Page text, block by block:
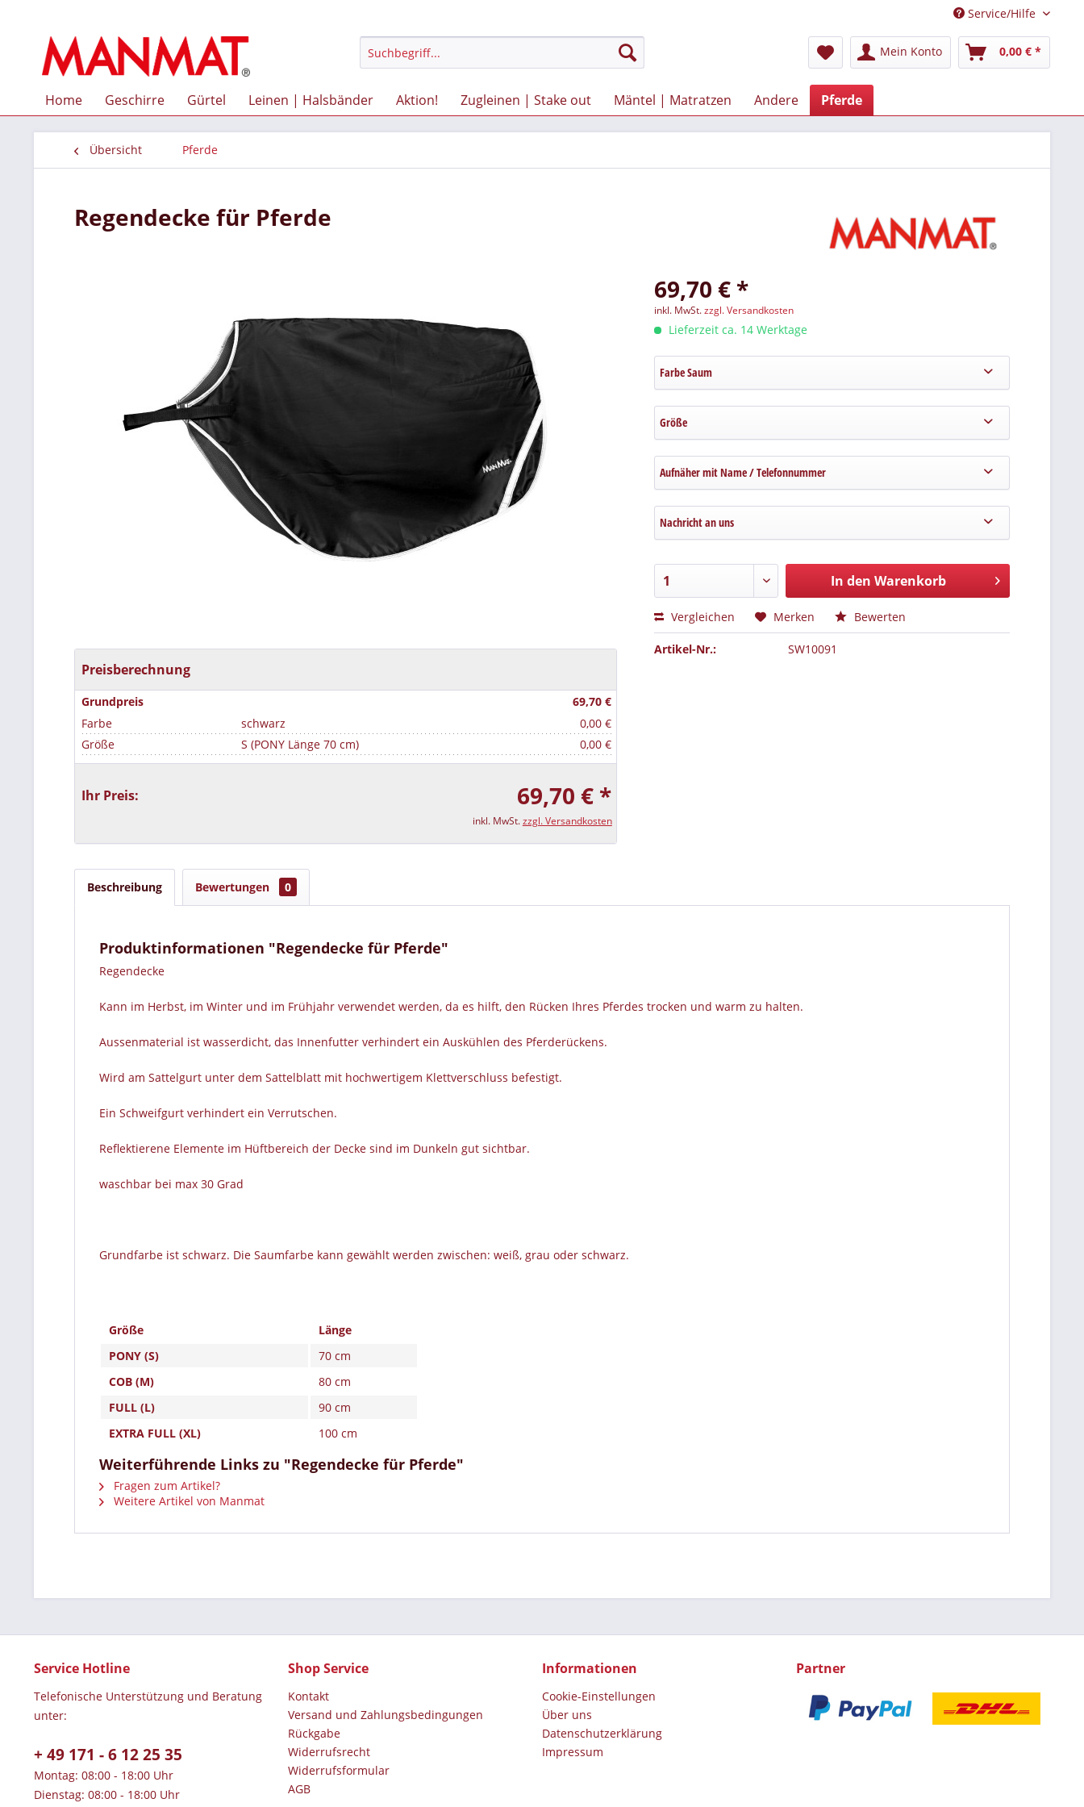
Service/Hilfe
Mein Konto 0,00 € *
Home Geschirre Gürtel Leinen | Halsbänder Aktion! Zugleinen | Stake out Mäntel | Matratzen Andere Pferde
Übersicht Pferde
Regendecke für Pferde
Preisberechnung
Grundpreis
69,70 €
Farbe
schwarz
0,00 €
Größe
S (PONY Länge 70 cm) 0,00 €
Ihr Preis: 69,70 € *
inkl. MwSt.zzgl. Versandkosten
69,70 € *
inkl. MwSt.zzgl. Versandkosten
Lieferzeit ca. 14 Werktage
Farbe Saum
Größe
Aufnäher mit Name / Telefonnummer
Nachricht an uns
In den Warenkorb
Vergleichen Merken Bewerten
Artikel-Nr.: SW10091
Beschreibung Bewertungen 0
Produktinformationen "Regendecke für Pferde"
Regendecke
Kann im Herbst, im Winter und im Frühjahr verwendet werden, da es hilft, den Rücken Ihres Pferdes trocken und warm zu halten.
Aussenmaterial ist wasserdicht, das Innenfutter verhindert ein Auskühlen des Pferderückens.
Wird am Sattelgurt unter dem Sattelblatt mit hochwertigem Klettverschluss befestigt.
Ein Schweifgurt verhindert ein Verrutschen.
Reflektierene Elemente im Hüftbereich der Decke sind im Dunkeln gut sichtbar.
waschbar bei max 30 Grad
Grundfarbe ist schwarz. Die Saumfarbe kann gewählt werden zwischen: weiß, grau oder schwarz.
Größe
Länge
PONY (S)
70 cm
COB (M)
80 cm
FULL (L)
90 cm
EXTRA FULL (XL)
100 cm
Weiterführende Links zu "Regendecke für Pferde"
Fragen zum Artikel?
Weitere Artikel von Manmat
Service Hotline
Telefonische Unterstützung und Beratung
unter:
+ 49 171 - 6 12 25 35
Montag: 08:00 - 18:00 Uhr
Dienstag: 08:00 - 18:00 Uhr
Shop Service
Kontakt
Versand und Zahlungsbedingungen
Rückgabe
Widerrufsrecht
Widerrufsformular
AGB
Informationen
Cookie-Einstellungen
Über uns
Datenschutz­erklärung
Impressum
Partner